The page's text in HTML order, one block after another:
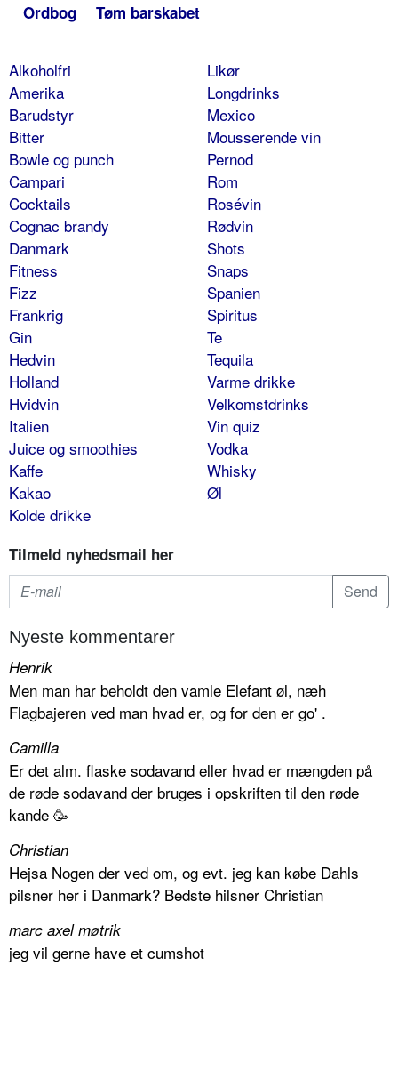
Ordbog Tøm barskabet
Alkoholfri
Amerika
Barudstyr
Bitter
Bowle og punch
Campari
Cocktails
Cognac brandy
Danmark
Fitness
Fizz
Frankrig
Gin
Hedvin
Holland
Hvidvin
Italien
Juice og smoothies
Kaffe
Kakao
Kolde drikke
Likør
Longdrinks
Mexico
Mousserende vin
Pernod
Rom
Rosévin
Rødvin
Shots
Snaps
Spanien
Spiritus
Te
Tequila
Varme drikke
Velkomstdrinks
Vin quiz
Vodka
Whisky
Øl
Tilmeld nyhedsmail her
Nyeste kommentarer
Henrik
Men man har beholdt den vamle Elefant øl, næh
Flagbajeren ved man hvad er, og for den er go' .
Camilla
Er det alm. flaske sodavand eller hvad er mængden på
de røde sodavand der bruges i opskriften til den røde
kande 🥳
Christian
Hejsa Nogen der ved om, og evt. jeg kan købe Dahls
pilsner her i Danmark? Bedste hilsner Christian
marc axel møtrik
jeg vil gerne have et cumshot